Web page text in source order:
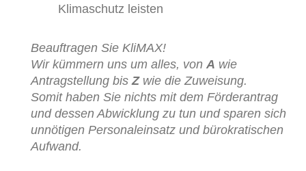
Klimaschutz leisten
Beauftragen Sie KliMAX!
Wir kümmern uns um alles, von A wie
Antragstellung bis Zwie die Zuweisung.
Somit haben Sie nichts mit dem Förderantrag
und dessen Abwicklung zu tun und sparen sich
unnötigen Personaleinsatz und bürokratischen
Aufwand.